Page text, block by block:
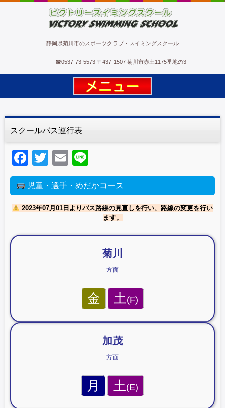
ビクトリースイミングスクール
静岡県菊川市のスポーツクラブ・スイミングスクール
☎0537-73-5573 〒437-1507 菊川市赤土1175番地の3
スクールバス運行表
F
a
c
e
o
T
wi
tt
er
E
m
ail
n
e
児童・選手・めだかコース
2023年07月01日よりバス路線の見直しを行い、路線の変更を行い
ます。
菊川
方面
金 土(F)
加茂
方面
月 土(E)